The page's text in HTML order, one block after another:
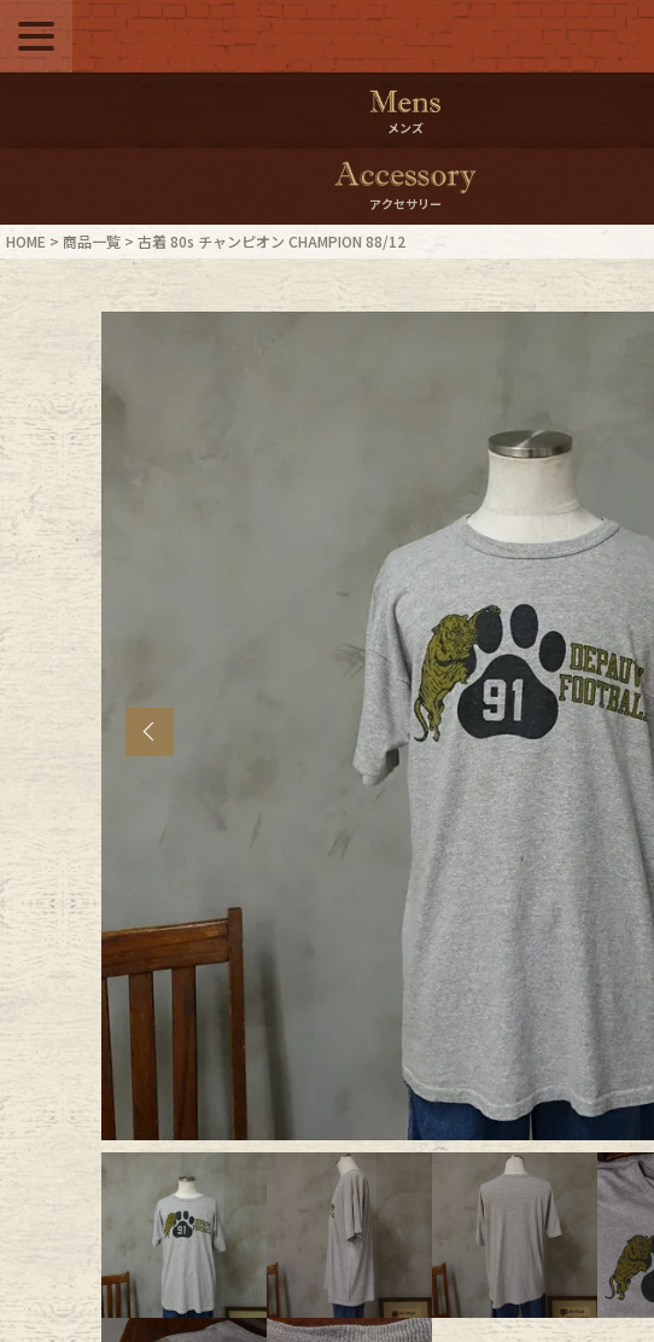
500pt＆10％Offクーポンプレゼント
10％0ffクーポンプレゼント
ログイン・会員登録 LINE ID連携
お気に入り マイページ
ご利用ガイド
店舗紹介 特集一覧
スタッフコーディネート
年代から探す 古着卸DOCK
メンズ商品カテゴリーから探す
Outer
Fafatt
レディース商品カテゴリーから探す
Tops Bottoms
Outer One Piece
Fafatt Kidswear
小物・アクセサリーから探す
メンズ
アクセサリー
HOME 商品一覧 古着 80s チャンピオン CHAMPION 88/12